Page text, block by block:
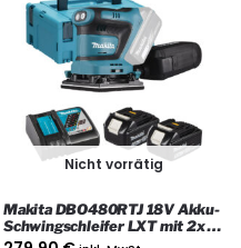
Nicht vorrätig
Makita DBO480RTJ 18V Akku-
Schwingschleifer LXT mit 2x 5
Ah Akkus, Ladegerät und Koffer